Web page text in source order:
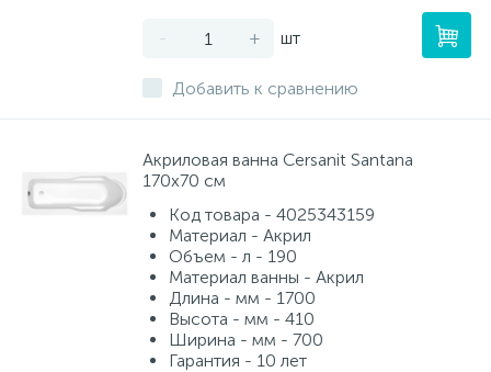
- + шт
Добавить к сравнению
Акриловая ванна Cersanit Santana
170x70 см
Код товара - 4025343159
Материал - Акрил
Объем - л - 190
Материал ванны - Акрил
Длина - мм - 1700
Высота - мм - 410
Ширина - мм - 700
Гарантия - 10 лет